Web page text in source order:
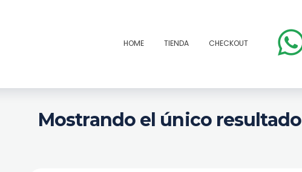
HOME TIENDA CHECKOUT
Mostrando el único resultado